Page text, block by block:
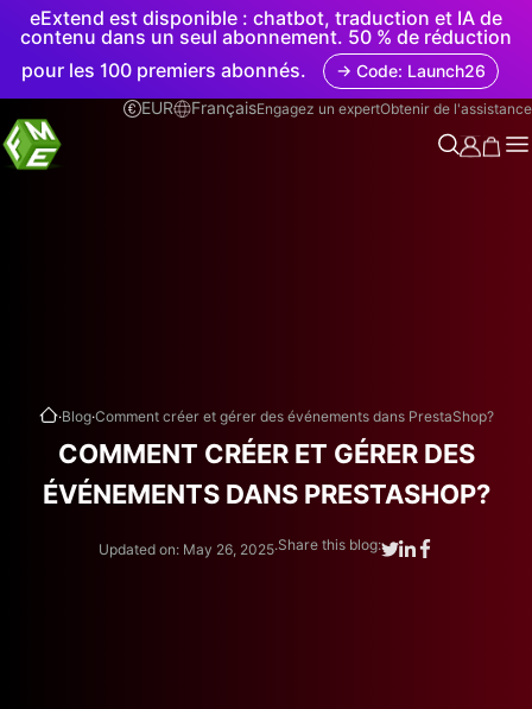
eExtend est disponible : chatbot, traduction et IA de
contenu dans un seul abonnement. 50 % de réduction
pour les 100 premiers abonnés.
→ Code: Launch26
EUR
FrançaisEngagez un expertObtenir de l'assistance
.Blog.Comment créer et gérer des événements dans PrestaShop?
COMMENT CRÉER ET GÉRER DES
ÉVÉNEMENTS DANS PRESTASHOP?
Updated on: May 26, 2025.Share this blog: